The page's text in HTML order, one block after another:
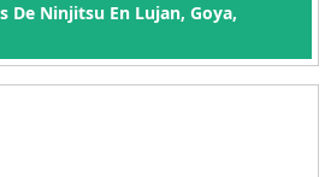
De Ninjitsu En Lujan, Goya,